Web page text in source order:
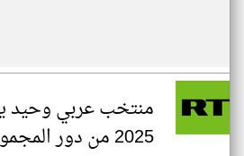
منتخب عربي وحيد
2025 من دور المجموعات